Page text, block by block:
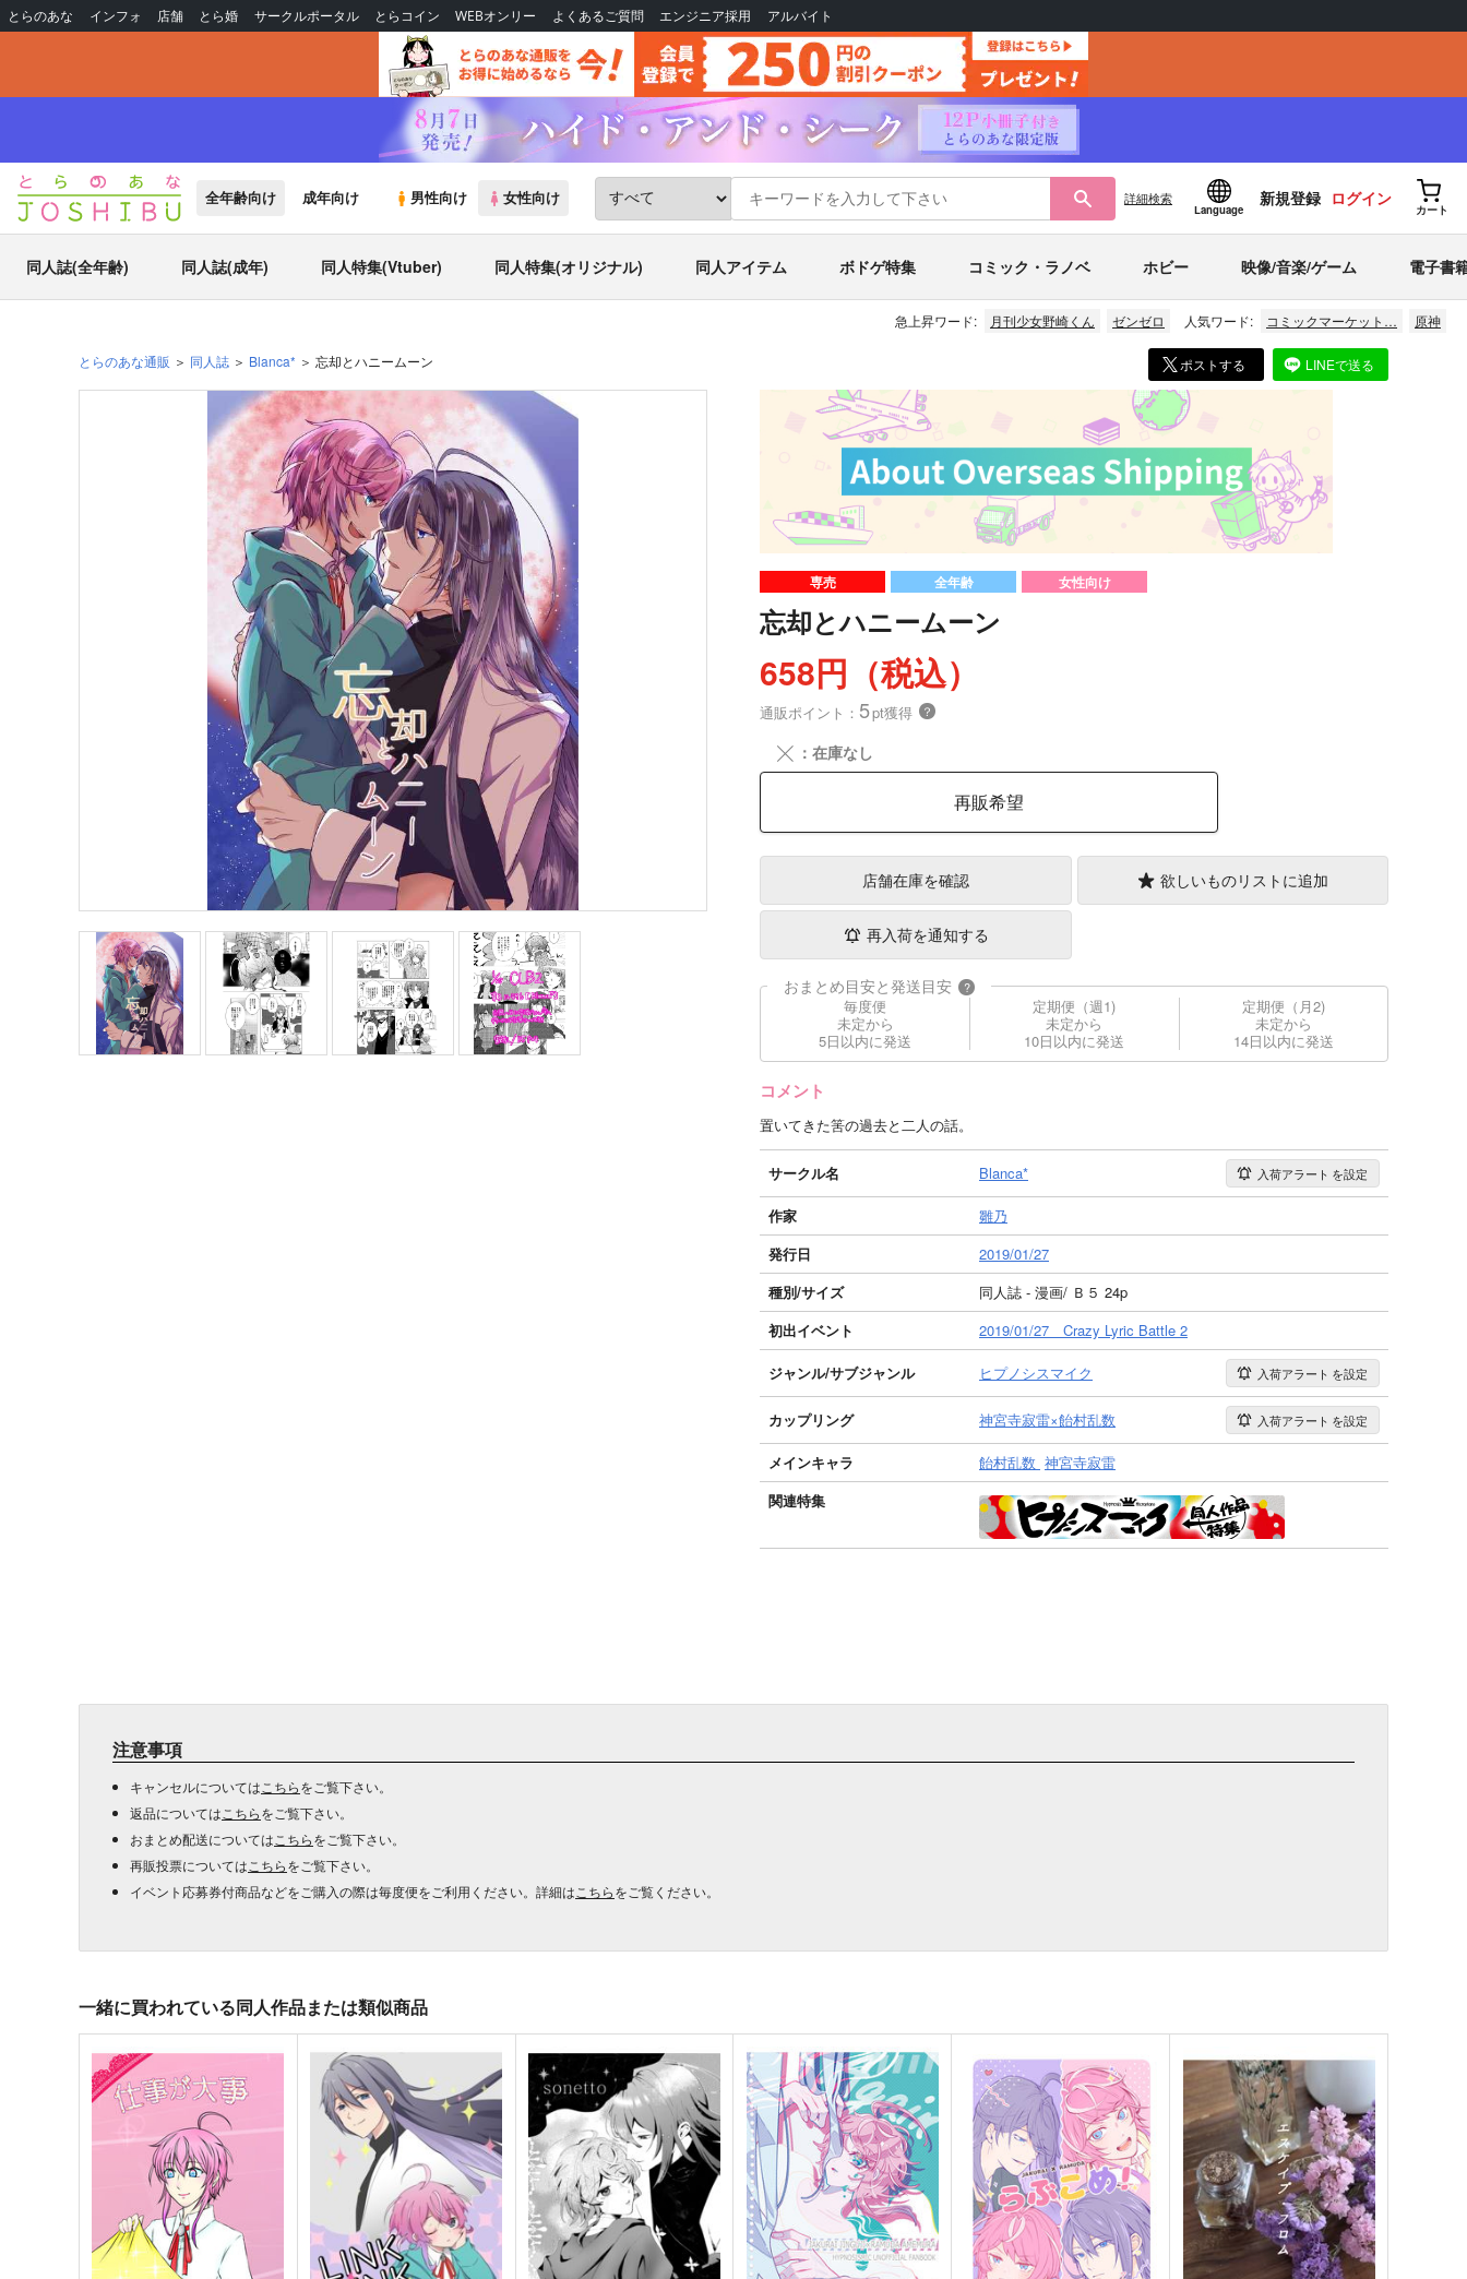
とらのあな インフォ 店舗 とら婚 サークルポータル とらコイン WEBオンリー よくあるご質問 エンジニア採用 アルバイト
全年齢向け 成年向け 男性向け 女性向け 詳細検索
Language
新規登録 ログイン
カート
同人誌(全年齢) 同人誌(成年) 同人特集(Vtuber) 同人特集(オリジナル) 同人アイテム ボドゲ特集 コミック・ラノベ ホビー 映像/音楽/ゲーム 電子書
急上昇ワード: 月刊少女野崎くん ゼンゼロ 人気ワード: コミックマーケット… 原神
とらのあな通販 同人誌 Blanca* 忘却とハニームーン ポストする LINEで送る
専売 全年齢 女性向け
忘却とハニームーン
658円（税込）
通販ポイント： 5pt獲得 ？
╳ ：在庫なし
再販希望
店舗在庫を確認 欲しいものリストに追加
再入荷を通知する
おまとめ目安と発送目安 ?
毎度便
未定から
5日以内に発送
定期便（週1)
未定から
10日以内に発送
定期便（月2)
未定から
14日以内に発送
コメント
置いてきた筈の過去と二人の話。
サークル名 Blanca* 入荷アラート を設定
作家
雛乃
発行日
2019/01/27
種別/サイズ
同人誌 - 漫画/ Ｂ５ 24p
初出イベント
2019/01/27 Crazy Lyric Battle 2
ジャンル/サブジャンル ヒプノシスマイク 入荷アラート を設定
カップリング 神宮寺寂雷×飴村乱数 入荷アラート を設定
メインキャラ 飴村乱数 神宮寺寂雷
関連特集
注意事項
キャンセルについては こちらをご覧下さい。
返品については こちらをご覧下さい。
おまとめ配送については こちらをご覧下さい。
再販投票については こちらをご覧下さい。
イベント応募券付商品などをご購入の際は毎度便をご利用ください。詳細は こちらをご覧ください。
一緒に買われている同人作品または類似商品